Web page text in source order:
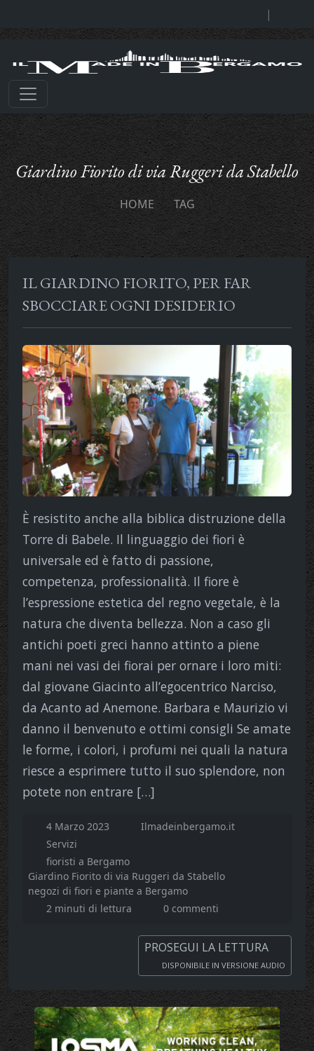
|
Giardino Fiorito di via Ruggeri da Stabello
HOME TAG
IL GIARDINO FIORITO, PER FAR
SBOCCIARE OGNI DESIDERIO
È resistito anche alla biblica distruzione della
Torre di Babele. Il linguaggio dei fiori è
universale ed è fatto di passione,
competenza, professionalità. Il fiore è
l’espressione estetica del regno vegetale, è la
natura che diventa bellezza. Non a caso gli
antichi poeti greci hanno attinto a piene
mani nei vasi dei fiorai per ornare i loro miti:
dal giovane Giacinto all’egocentrico Narciso,
da Acanto ad Anemone. Barbara e Maurizio vi
danno il benvenuto e ottimi consigli Se amate
le forme, i colori, i profumi nei quali la natura
riesce a esprimere tutto il suo splendore, non
potete non entrare […]
4 Marzo 2023
Ilmadeinbergamo.it
Servizi
fioristi a Bergamo
Giardino Fiorito di via Ruggeri da Stabello
negozi di fiori e piante a Bergamo
2 minuti di lettura
0 commenti
PROSEGUI LA LETTURA
DISPONIBILE IN VERSIONE AUDIO